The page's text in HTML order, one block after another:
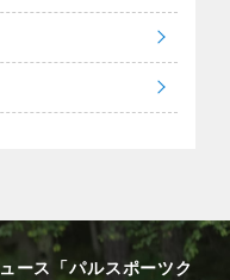
ース「パルスポーツク